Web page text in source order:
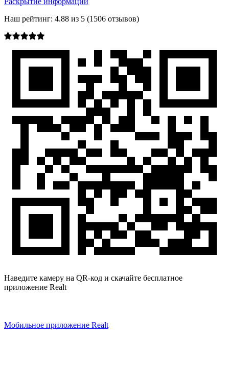
Наш рейтинг: 4.88 из 5 (1506 отзывов)
Наведите камеру на QR-код и скачайте бесплатное
приложение Realt
Мобильное приложение Realt